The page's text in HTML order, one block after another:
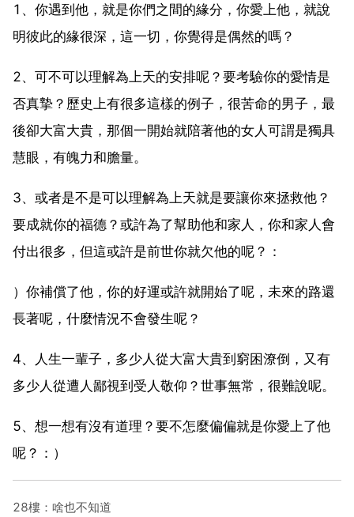
1、你遇到他，就是你們之間的緣分，你愛上他，就說
明彼此的緣很深，這一切，你覺得是偶然的嗎？
2、可不可以理解為上天的安排呢？要考驗你的愛情是
否真摯？歷史上有很多這樣的例子，很苦命的男子，最
後卻大富大貴，那個一開始就陪著他的女人可謂是獨具
慧眼，有魄力和膽量。
3、或者是不是可以理解為上天就是要讓你來拯救他？
要成就你的福德？或許為了幫助他和家人，你和家人會
付出很多，但這或許是前世你就欠他的呢？：
）你補償了他，你的好運或許就開始了呢，未來的路還
長著呢，什麼情況不會發生呢？
4、人生一輩子，多少人從大富大貴到窮困潦倒，又有
多少人從遭人鄙視到受人敬仰？世事無常，很難說呢。
5、想一想有沒有道理？要不怎麼偏偏就是你愛上了他
呢？：）
28樓：啥也不知道